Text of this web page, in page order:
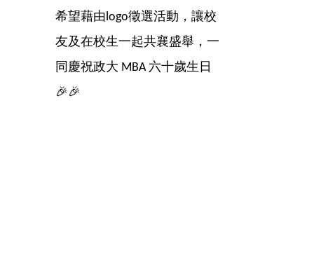
希望藉由logo徵選活動，讓校
友及在校生一起共襄盛舉，一
同慶祝政大 MBA 六十歲生日
🎉🎉